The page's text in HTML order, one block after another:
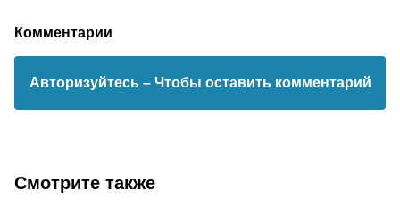
Комментарии
Авторизуйтесь – Чтобы оставить комментарий
Смотрите также